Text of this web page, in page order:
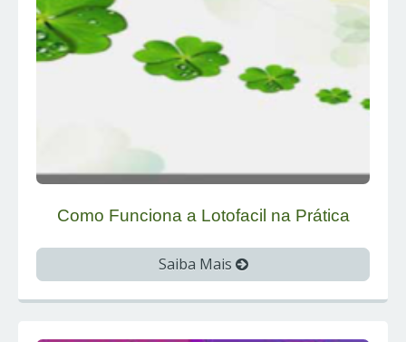
Como Funciona a Lotofacil na Prática
Saiba Mais